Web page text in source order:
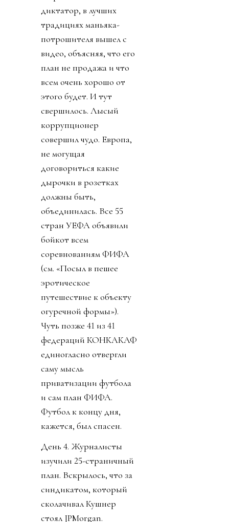
диктатор, в лучших
традициях маньяка-
потрошителя вышел с
видео, объясняя, что его
план не продажа и что
всем очень хорошо от
этого будет. И тут
свершилось. Лысый
коррупционер
совершил чудо. Европа,
не могущая
договориться какие
дырочки в розетках
должны быть,
объединилась. Все 55
стран УЕФА объявили
бойкот всем
соревнованиям ФИФА
(см. «Посыл в пешее
эротическое
путешествие к объекту
огуречной формы»).
Чуть позже 41 из 41
федераций КОНКАКАФ
единогласно отвергли
саму мысль
приватизации футбола
и сам план ФИФА.
Футбол к концу дня,
кажется, был спасен.
День 4. Журналисты
изучили 25-страничный
план. Вскрылось, что за
синдикатом, который
сколачивал Кушнер
стоял JPMorgan.